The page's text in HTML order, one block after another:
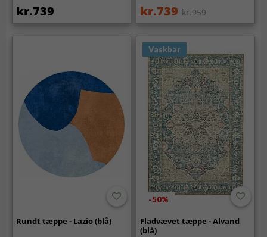
kr.739 kr.739 kr.959
Rundt tæppe - Lazio (blå)
Vaskbar
-50%
Fladvævet tæppe - Alvand
(blå)